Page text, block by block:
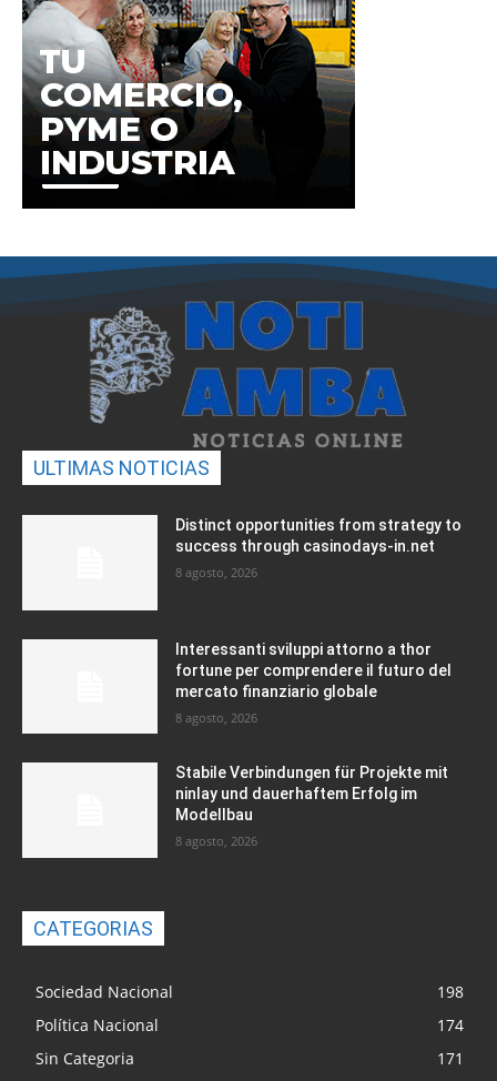
ULTIMAS NOTICIAS
Distinct opportunities from strategy to
success through casinodays-in.net
8 agosto, 2026
Interessanti sviluppi attorno a thor
fortune per comprendere il futuro del
mercato finanziario globale
8 agosto, 2026
Stabile Verbindungen für Projekte mit
ninlay und dauerhaftem Erfolg im
Modellbau
8 agosto, 2026
CATEGORIAS
Sociedad Nacional
198
Política Nacional
174
Sin Categoria
171